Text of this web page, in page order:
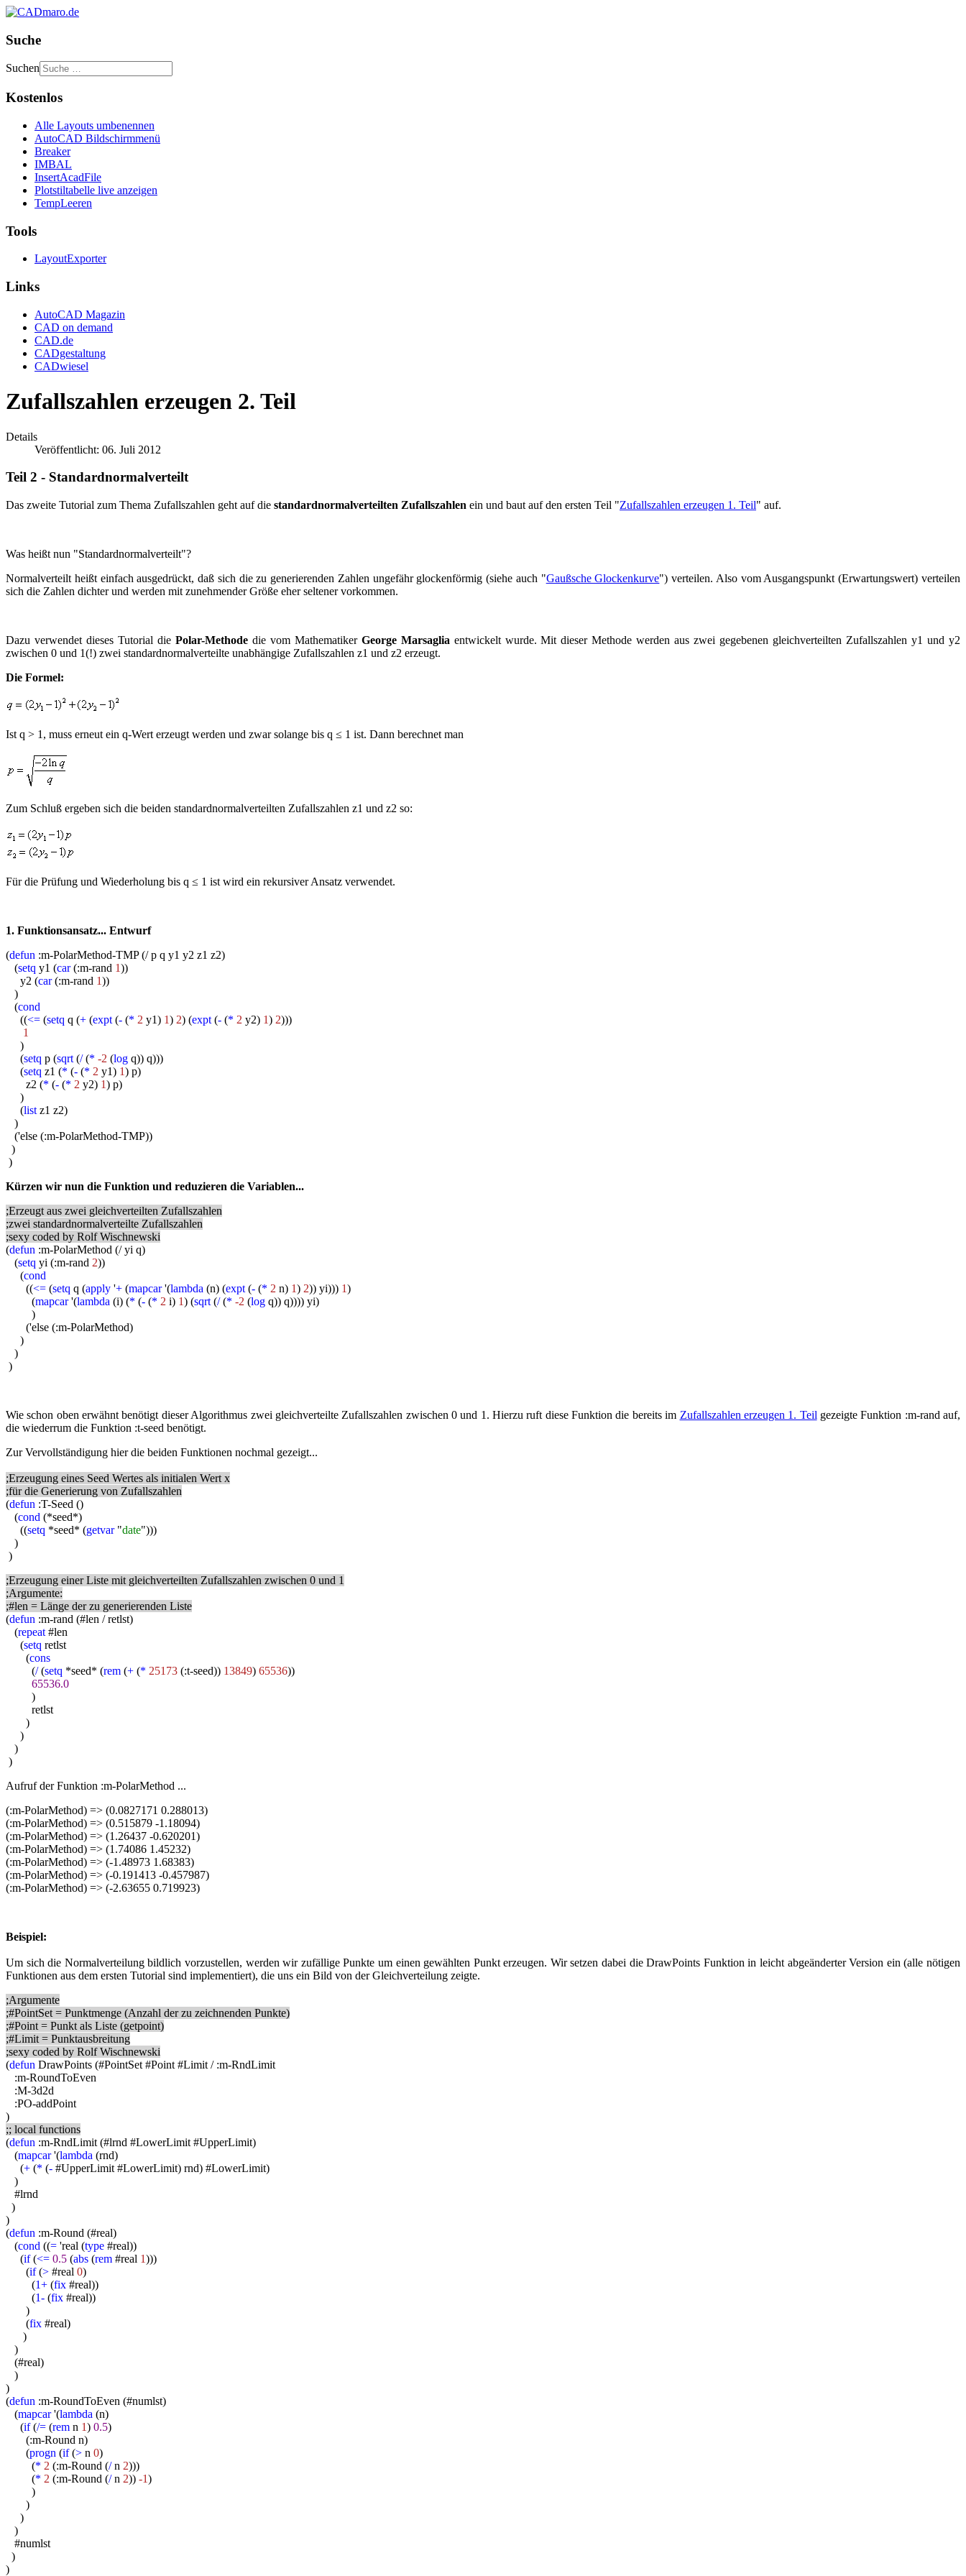
Suche
Suchen
Kostenlos
Alle Layouts umbenennen
AutoCAD Bildschirmmenü
Breaker
IMBAL
InsertAcadFile
Plotstiltabelle live anzeigen
TempLeeren
Tools
LayoutExporter
Links
AutoCAD Magazin
CAD on demand
CAD.de
CADgestaltung
CADwiesel
Zufallszahlen erzeugen 2. Teil
Details
Veröffentlicht: 06. Juli 2012
Teil 2 - Standardnormalverteilt
Das zweite Tutorial zum Thema Zufallszahlen geht auf die standardnormalverteilten Zufallszahlen ein und baut auf den ersten Teil "Zufallszahlen erzeugen 1. Teil" auf.
Was heißt nun "Standardnormalverteilt"?
Normalverteilt heißt einfach ausgedrückt, daß sich die zu generierenden Zahlen ungefähr glockenförmig (siehe auch "Gaußsche Glockenkurve") verteilen. Also vom Ausgangspunkt (Erwartungswert) verteilen
sich die Zahlen dichter und werden mit zunehmender Größe eher seltener vorkommen.
Dazu verwendet dieses Tutorial die Polar-Methodedie vom Mathematiker George Marsaglia entwickelt wurde. Mit dieser Methode werden aus zwei gegebenen gleichverteilten Zufallszahlen y1 und y2
zwischen 0 und 1(!) zwei standardnormalverteilte unabhängige Zufallszahlen z1 und z2 erzeugt.
Die Formel:
Ist q > 1, muss erneut ein q-Wert erzeugt werden und zwar solange bis q ≤ 1 ist. Dann berechnet man
Zum Schluß ergeben sich die beiden standardnormalverteilten Zufallszahlen z1 und z2 so:
Für die Prüfung und Wiederholung bis q ≤ 1 ist wird ein rekursiver Ansatz verwendet.
1. Funktionsansatz... Entwurf
(defun :m-PolarMethod-TMP (/ p q y1 y2 z1 z2)
(setq y1 (car(:m-rand 1))
y2 (car(:m-rand 1))
)
(cond
((<= (setq q (+ (expt (- (* 2 y1) 1) 2) (expt (- (* 2 y2) 1) 2)))
1
)
(setq p (sqrt (/(* -2 (log q)) q)))
(setq z1 (* (- (* 2 y1) 1) p)
z2 (* (- (* 2 y2) 1) p)
)
(list z1 z2)
)
('else (:m-PolarMethod-TMP))
)
)
Kürzen wir nun die Funktion und reduzieren die Variablen...
;Erzeugt aus zwei gleichverteilten Zufallszahlen
;zwei standardnormalverteilte Zufallszahlen
;sexy coded by Rolf Wischnewski
(defun :m-PolarMethod (/ yi q)
(setq yi (:m-rand 2))
(cond
((<= (setq q (apply '+ (mapcar'(lambda (n) (expt (- (* 2 n) 1) 2)) yi))) 1)
(mapcar'(lambda (i) (* (- (* 2 i) 1) (sqrt (/(* -2 (log q)) q)))) yi)
)
('else (:m-PolarMethod)
)
)
)
Wie schon oben erwähnt benötigt dieser Algorithmus zwei gleichverteilte Zufallszahlen zwischen 0 und 1. Hierzu ruft diese Funktion die bereits im Zufallszahlen erzeugen 1. Teil gezeigte Funktion :m-rand auf,
die wiederrum die Funktion :t-seed benötigt.
Zur Vervollständigung hier die beiden Funktionen nochmal gezeigt...
;Erzeugung eines Seed Wertes als initialen Wert x
;für die Generierung von Zufallszahlen
(defun :T-Seed ()
(cond (*seed*)
((setq *seed* (getvar"date")))
)
)
;Erzeugung einer Liste mit gleichverteilten Zufallszahlen zwischen 0 und 1
;Argumente:
;#len = Länge der zu generierenden Liste
(defun :m-rand (#len / retlst)
(repeat #len
(setq retlst
(cons
(/(setq *seed* (rem (+ (* 25173 (:t-seed)) 13849) 65536))
65536.0
)
retlst
)
)
)
)
Aufruf der Funktion :m-PolarMethod ...
(:m-PolarMethod) => (0.0827171 0.288013)
(:m-PolarMethod) => (0.515879 -1.18094)
(:m-PolarMethod) => (1.26437 -0.620201)
(:m-PolarMethod) => (1.74086 1.45232)
(:m-PolarMethod) => (-1.48973 1.68383)
(:m-PolarMethod) => (-0.191413 -0.457987)
(:m-PolarMethod) => (-2.63655 0.719923)
Beispiel:
Um sich die Normalverteilung bildlich vorzustellen, werden wir zufällige Punkte um einen gewählten Punkt erzeugen. Wir setzen dabei die DrawPoints Funktion in leicht abgeänderter Version ein (alle nötigen
Funktionen aus dem ersten Tutorial sind implementiert), die uns ein Bild von der Gleichverteilung zeigte.
;Argumente
;#PointSet = Punktmenge (Anzahl der zu zeichnenden Punkte)
;#Point = Punkt als Liste (getpoint)
;#Limit = Punktausbreitung
;sexy coded by Rolf Wischnewski
(defun DrawPoints (#PointSet #Point #Limit / :m-RndLimit
:m-RoundToEven
:M-3d2d
:PO-addPoint
)
;; local functions
(defun :m-RndLimit (#lrnd #LowerLimit #UpperLimit)
(mapcar'(lambda (rnd)
(+ (* (- #UpperLimit #LowerLimit) rnd) #LowerLimit)
)
#lrnd
)
)
(defun :m-Round (#real)
(cond ((= 'real (type #real))
(if(<= 0.5 (abs (rem #real 1)))
(if(> #real 0)
(1+ (fix #real))
(1- (fix #real))
)
(fix #real)
)
)
(#real)
)
)
(defun :m-RoundToEven (#numlst)
(mapcar'(lambda (n)
(if(/= (rem n 1) 0.5)
(:m-Round n)
(progn (if(> n 0)
(* 2 (:m-Round (/n 2)))
(* 2 (:m-Round (/n 2)) -1)
)
)
)
)
#numlst
)
)